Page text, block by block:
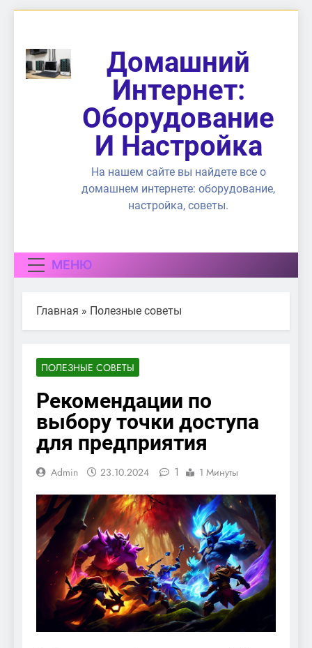
содержимому
Домашний
Интернет:
Оборудование
И Настройка
На нашем сайте вы найдете все о
домашнем интернете: оборудование,
настройка, советы.
МЕНЮ
Главная » Полезные советы
ПОЛЕЗНЫЕ СОВЕТЫ
Рекомендации по
выбору точки доступа
для предприятия
Admin 23.10.2024 1 1 Минуты